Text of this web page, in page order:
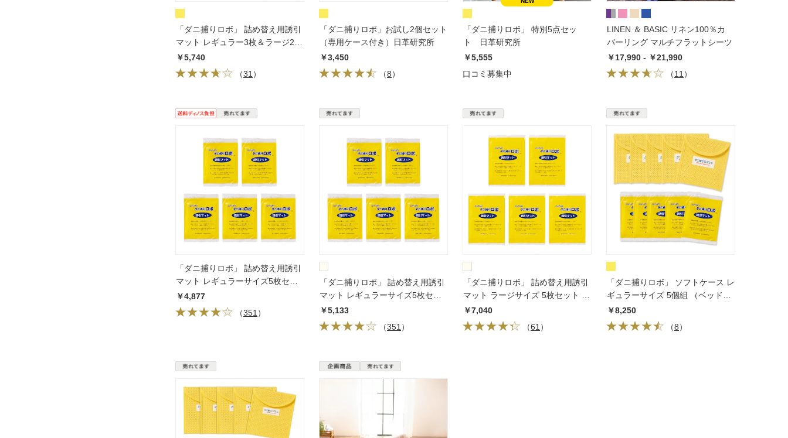
「ダニ捕りロボ」 詰め替え用誘引
マット レギュラー3枚＆ラージ2枚
セット 日革研究所
￥5,740
（31 ）
「ダニ捕りロボ」お試し2個セット
（専用ケース付き）日革研究所
￥3,450
（8）
「ダニ捕りロボ」 特別5点セッ
ト 日革研究所
￥5,555
口コミ募集中
LINEN ＆ BASIC リネン100％カ
バーリング マルチフラットシーツ
￥17,990 - ￥21,990
（11 ）
「ダニ捕りロボ」 詰め替え用誘引
マット レギュラーサイズ5枚セッ
ト 日革研究所 定期便
￥4,877
（351 ）
「ダニ捕りロボ」 詰め替え用誘引
マット レギュラーサイズ5枚セッ
ト 日革研究所
￥5,133
（351 ）
「ダニ捕りロボ」 詰め替え用誘引
マット ラージサイズ 5枚セット 日
革研究所
￥7,040
（61 ）
「ダニ捕りロボ」 ソフトケース レ
ギュラーサイズ 5個組 （ベッド・
布団の間用） 日革研究所
￥8,250
（8）